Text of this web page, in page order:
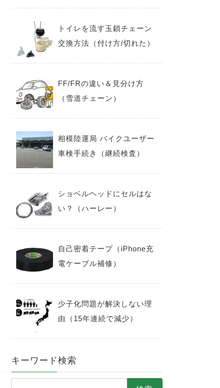
トイレを流す玉鎖チェーン
交換方法（付け方/切れた）
FF/FRの違い＆見分け方
（雪道チェーン）
相模陸運局 バイクユーザー
車検手続き（継続検査）
ショベルヘッドにセルはな
い？（ハーレー）
自己密着テープ（iPhone充
電ケーブル補修）
少子化問題が解決しない理
由（15年連続で減少）
キーワード検索